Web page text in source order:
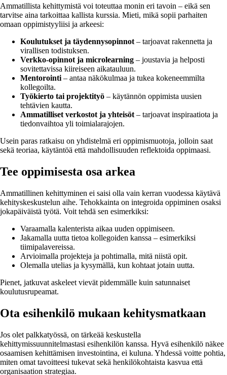
Ammatillista kehittymistä voi toteuttaa monin eri tavoin – eikä sen
tarvitse aina tarkoittaa kallista kurssia. Mieti, mikä sopii parhaiten
omaan oppimistyyliisi ja arkeesi:
Koulutukset ja täydennysopinnot – tarjoavat rakennetta ja
virallisen todistuksen.
Verkko-opinnot ja microlearning – joustavia ja helposti
sovitettavissa kiireiseen aikatauluun.
Mentorointi – antaa näkökulmaa ja tukea kokeneemmilta
kollegoilta.
Työkierto tai projektityö – käytännön oppimista uusien
tehtävien kautta.
Ammatilliset verkostot ja yhteisöt – tarjoavat inspiraatiota ja
tiedonvaihtoa yli toimialarajojen.
Usein paras ratkaisu on yhdistelmä eri oppimismuotoja, jolloin saat
sekä teoriaa, käytäntöä että mahdollisuuden reflektoida oppimaasi.
Tee oppimisesta osa arkea
Ammatillinen kehittyminen ei saisi olla vain kerran vuodessa käytävä
kehityskeskustelun aihe. Tehokkainta on integroida oppiminen osaksi
jokapäiväistä työtä. Voit tehdä sen esimerkiksi:
Varaamalla kalenterista aikaa uuden oppimiseen.
Jakamalla uutta tietoa kollegoiden kanssa – esimerkiksi
tiimipalavereissa.
Arvioimalla projekteja ja pohtimalla, mitä niistä opit.
Olemalla utelias ja kysymällä, kun kohtaat jotain uutta.
Pienet, jatkuvat askeleet vievät pidemmälle kuin satunnaiset
koulutusrupeamat.
Ota esihenkilö mukaan kehitysmatkaan
Jos olet palkkatyössä, on tärkeää keskustella
kehittymissuunnitelmastasi esihenkilön kanssa. Hyvä esihenkilö näkee
osaamisen kehittämisen investointina, ei kuluna. Yhdessä voitte pohtia,
miten omat tavoitteesi tukevat sekä henkilökohtaista kasvua että
organisaation strategiaa.